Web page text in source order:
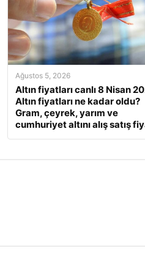
Ağustos 5, 2026
Altın fiyatları canlı 8 Nisan
Altın fiyatları ne kadar oldu?
Gram, çeyrek, yarım ve
cumhuriyet altını alış satış